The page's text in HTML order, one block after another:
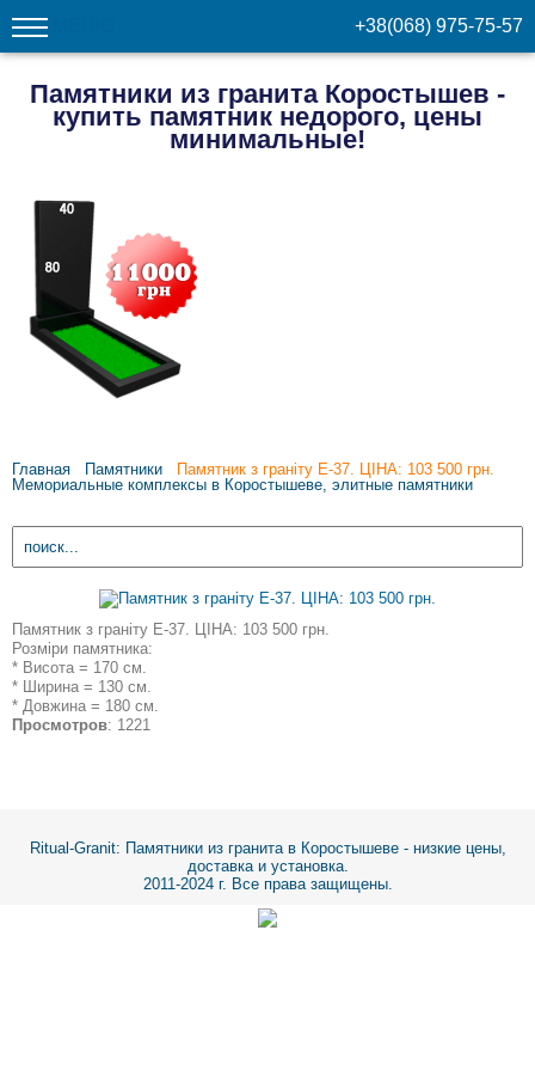
Памятники из гранита Коростышев -
купить памятник недорого, цены
минимальные!
Главная
Памятники
Мемориальные комплексы в Коростышеве, элитные памятники
Памятник з граніту Е-37. ЦІНА: 103 500 грн.
Памятник з граніту Е-37. ЦІНА: 103 500 грн.
Розміри памятника:
* Висота = 170 см.
* Ширина = 130 см.
* Довжина = 180 см.
Просмотров: 1221
Ritual-Granit: Памятники из гранита в Коростышеве - низкие цены,
доставка и установка.
2011-2024 г. Все права защищены.
+38(068) 975-75-57